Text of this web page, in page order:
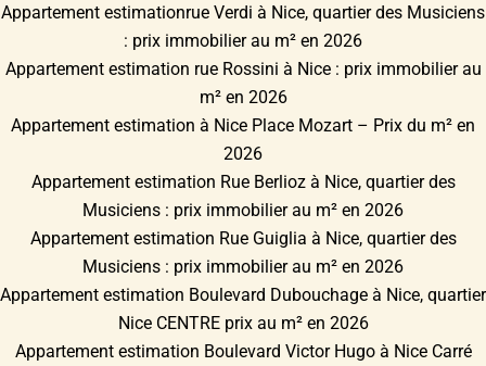
Appartement estimationrue Verdi à Nice, quartier des Musiciens
: prix immobilier au m² en 2026
Appartement estimation rue Rossini à Nice : prix immobilier au
m² en 2026
Appartement estimation à Nice Place Mozart – Prix du m² en
2026
Appartement estimation Rue Berlioz à Nice, quartier des
Musiciens : prix immobilier au m² en 2026
Appartement estimation Rue Guiglia à Nice, quartier des
Musiciens : prix immobilier au m² en 2026
Appartement estimation Boulevard Dubouchage à Nice, quartier
Nice CENTRE prix au m² en 2026
Appartement estimation Boulevard Victor Hugo à Nice Carré